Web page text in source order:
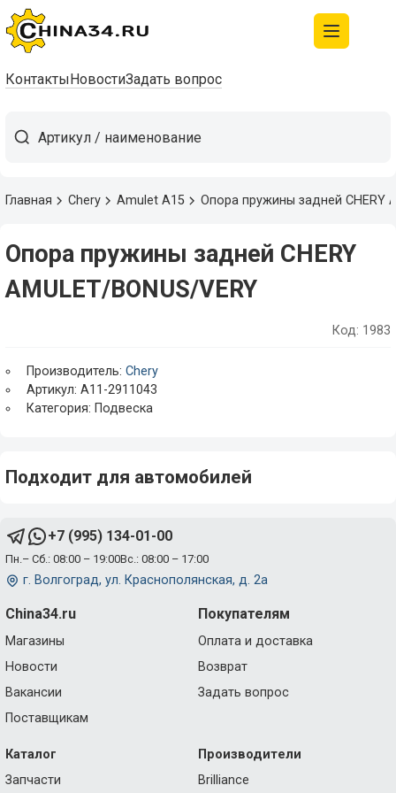
КонтактыНовостиЗадать вопрос
Главная Chery Amulet A15 Опора пружины задней CHERY
Опора пружины задней CHERY
AMULET/BONUS/VERY
Код: 1983
Производитель: Chery
Артикул: A11-2911043
Категория: Подвеска
Подходит для автомобилей
+7 (995) 134-01-00
Пн.– Сб.: 08:00 – 19:00Вс.: 08:00 – 17:00
г. Волгоград, ул. Краснополянская, д. 2а
China34.ru
Магазины
Новости
Вакансии
Поставщикам
Покупателям
Оплата и доставка
Возврат
Задать вопрос
Каталог
Запчасти
Производители
Brilliance